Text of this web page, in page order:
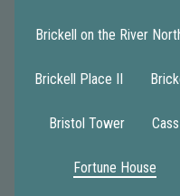
Brickell on the River
Brickell Place II
Bristol Tower
Fortune House